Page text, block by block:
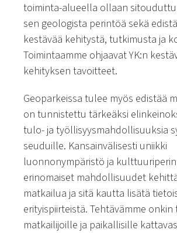
toiminta-alueella ollaan
sen geologista perintöä sekä
kestävää kehitystä, tutkimusta ja
Toimintaamme ohjaavat YK:n
kehityksen tavoitteet.
Geoparkeissa tulee myös edistää
on tunnistettu tärkeäksi
tulo- ja työllisyysmahdollisuuksia
seuduille. Kansainvälisesti uniikki
luonnonympäristö ja
erinomaiset mahdollisuudet
matkailua ja sitä kautta lisätä
erityispiirteistä. Tehtävämme
matkailijoille ja paikallisille